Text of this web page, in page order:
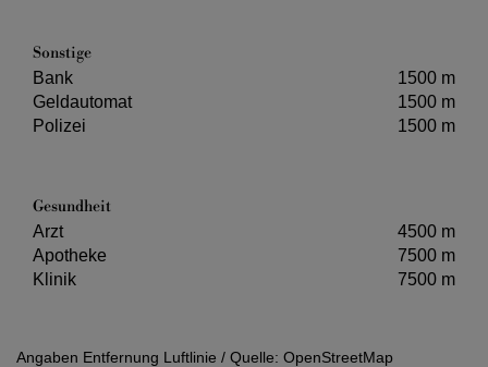
Sonstige
Bank
1500 m
Geldautomat
1500 m
Polizei
1500 m
Gesundheit
Arzt
4500 m
Apotheke
7500 m
Klinik
7500 m
Angaben Entfernung Luftlinie / Quelle: OpenStreetMap